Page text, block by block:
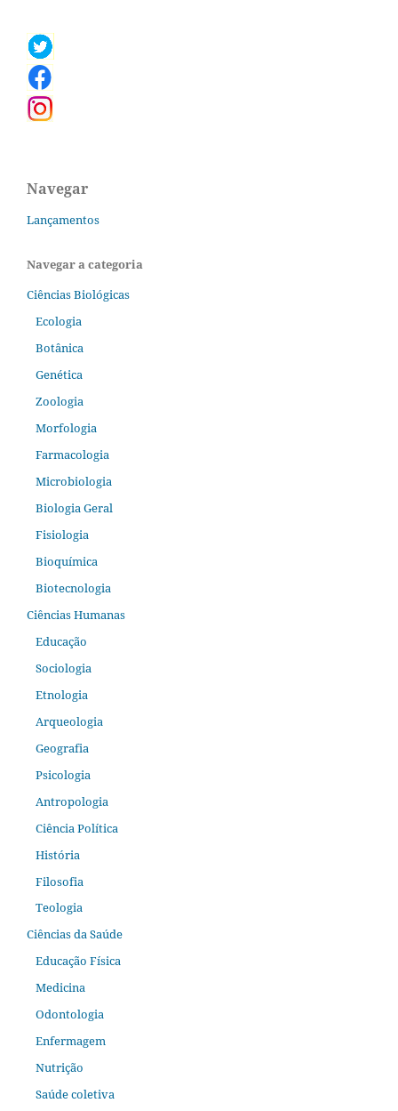
Navegar
Lançamentos
Navegar a categoria
Ciências Biológicas
Ecologia
Botânica
Genética
Zoologia
Morfologia
Farmacologia
Microbiologia
Biologia Geral
Fisiologia
Bioquímica
Biotecnologia
Ciências Humanas
Educação
Sociologia
Etnologia
Arqueologia
Geografia
Psicologia
Antropologia
Ciência Política
História
Filosofia
Teologia
Ciências da Saúde
Educação Física
Medicina
Odontologia
Enfermagem
Nutrição
Saúde coletiva